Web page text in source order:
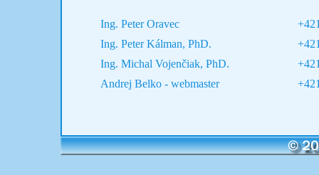
Ing. Peter Oravec
Ing. Peter Kálman, PhD.
Ing. Michal Vojenčiak, PhD.
Andrej Belko - webmaster